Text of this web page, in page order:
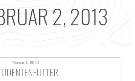
2, 2013
Februar 2, 2013